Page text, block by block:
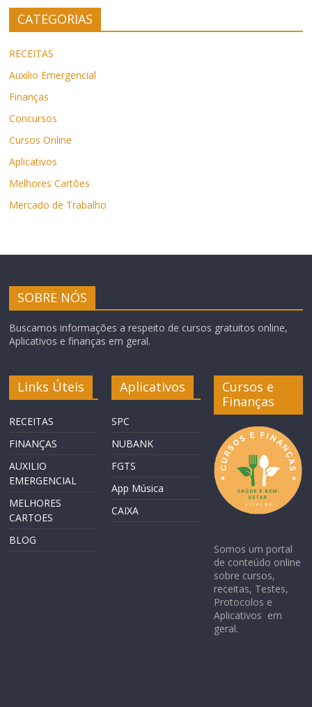
CATEGORIAS
RECEITAS
Auxilio Emergencial
Finanças
Concursos
Cursos Online
Aplicativos
Melhores Cartões
Mercado de Trabalho
SOBRE NÓS
Buscamos informações a respeito de cursos gratuitos online,
Aplicativos e finanças em geral.
Links Úteis
RECEITAS
FINANÇAS
AUXILIO
EMERGENCIAL
MELHORES
CARTOES
BLOG
Aplicativos
SPC
NUBANK
FGTS
App Música
CAIXA
Cursos e
Finanças
Somos um portal
de conteúdo online
sobre cursos,
receitas, Testes,
Protocolos e
Aplicativos em
geral.